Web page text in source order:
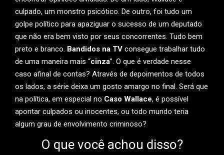
culpado, um monstro psicótico. De outro, foi tudo um
golpe político para apaziguar o sucesso de um deputado
que não era bem visto por seus concorrentes. Tudo bem
preto e branco. Bandidos na TV consegue trabalhar tudo
de uma maneira mais “cinza”. O que é verdade nesse
caso afinal de contas? Através de depoimentos de todos
os lados, a série deixa um gosto amargo no final. Será que
na política, em especial no Caso Wallace, é possível
apontar culpados ou inocentes, ou todo mundo teria
algum grau de envolvimento criminoso?
O que você achou disso?